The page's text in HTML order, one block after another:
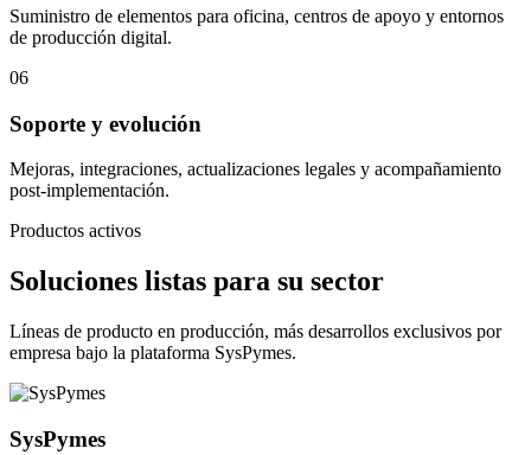
Suministro de elementos para oficina, centros de apoyo y entornos
de producción digital.
06
Soporte y evolución
Mejoras, integraciones, actualizaciones legales y acompañamiento
post-implementación.
Productos activos
Soluciones listas para su sector
Líneas de producto en producción, más desarrollos exclusivos por
empresa bajo la plataforma SysPymes.
SysPymes